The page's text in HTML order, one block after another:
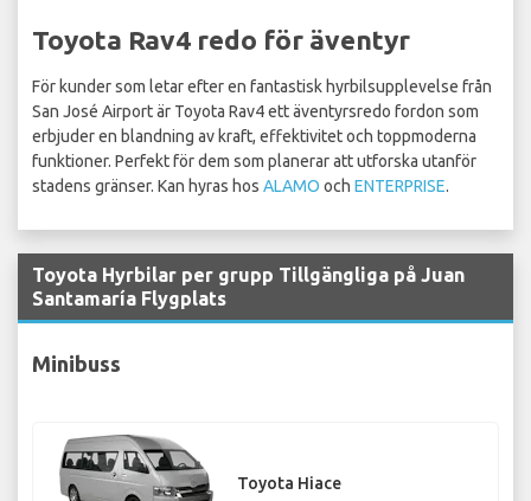
Toyota Rav4 redo för äventyr
För kunder som letar efter en fantastisk hyrbilsupplevelse från
San José Airport är Toyota Rav4 ett äventyrsredo fordon som
erbjuder en blandning av kraft, effektivitet och toppmoderna
funktioner. Perfekt för dem som planerar att utforska utanför
stadens gränser. Kan hyras hos ALAMO och ENTERPRISE.
Toyota Hyrbilar per grupp Tillgängliga på Juan
Santamaría Flygplats
Minibuss
Toyota Hiace